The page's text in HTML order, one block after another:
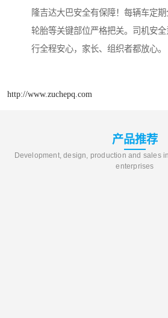
隆吉达大巴安全有保障！每辆车定期
轮胎等关键部位严格把关。司机安
行全程安心，家长、组织者都放心。
http://www.zuchepq.com
产品推荐
Development, design, production and sales
enterprises